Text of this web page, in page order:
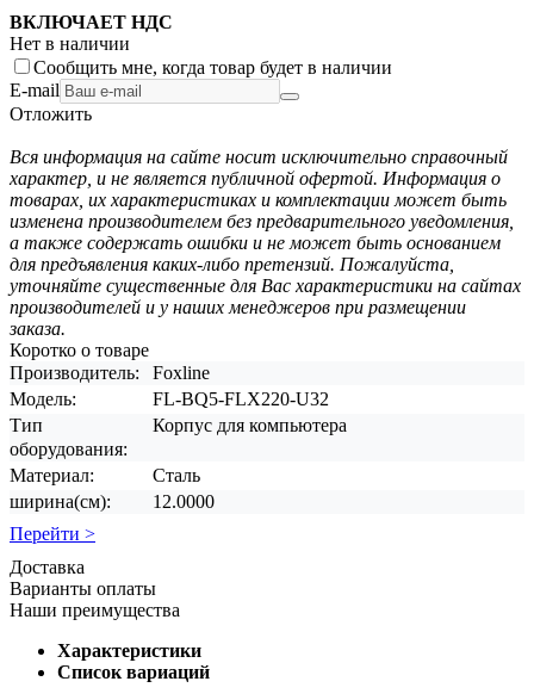
ВКЛЮЧАЕТ НДС
Нет в наличии
Сообщить мне, когда товар будет в наличии
E-mail
Отложить
Вся информация на сайте носит исключительно справочный
характер, и не является публичной офертой. Информация о
товарах, их характеристиках и комплектации может быть
изменена производителем без предварительного уведомления,
а также содержать ошибки и не может быть основанием
для предъявления каких-либо претензий. Пожалуйста,
уточняйте существенные для Вас характеристики на сайтах
производителей и у наших менеджеров при размещении
заказа.
Коротко о товаре
Производитель:
Foxline
Модель:
FL-BQ5-FLX220-U32
Тип
оборудования:
Корпус для компьютера
Материал:
Сталь
ширина(см):
12.0000
Перейти >
Доставка
Варианты оплаты
Наши преимущества
Характеристики
Список вариаций